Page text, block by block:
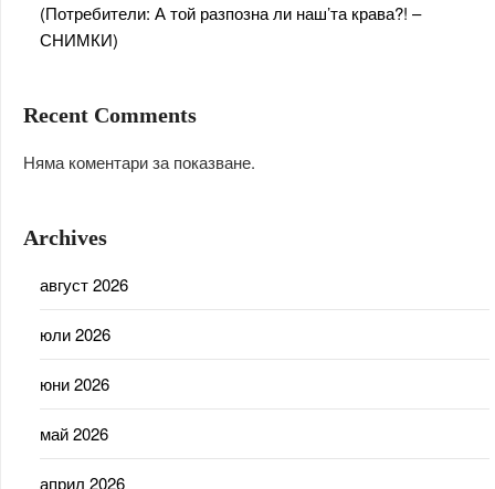
(Потребители: А той разпозна ли наш’та крава?! –
СНИМКИ)
Recent Comments
Няма коментари за показване.
Archives
август 2026
юли 2026
юни 2026
май 2026
април 2026